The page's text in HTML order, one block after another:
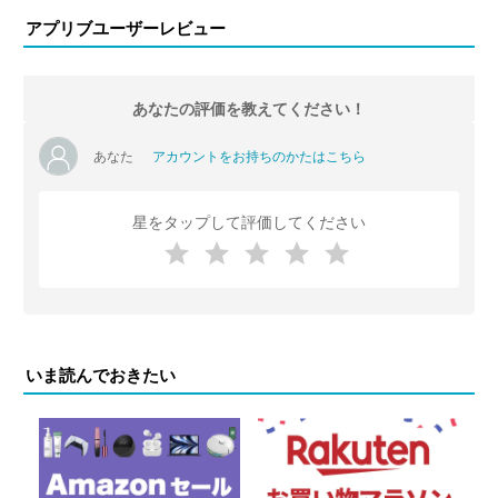
アプリブユーザーレビュー
あなたの評価を教えてください！
あなた アカウントをお持ちのかたはこちら
星をタップして評価してください
いま読んでおきたい